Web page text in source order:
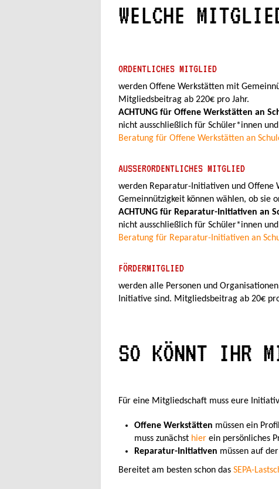
WELCHE
ORDENTLICHES MITGLIED
werden Offene Werkstätten mit
Mitgliedsbeitrag ab 220€ pro Jahr.
ACHTUNG für Offene Werkstätten an
nicht ausschließlich für Schüler*innen
Beratung für Offene Werkstätten an
AUSSERORDENTLICHES MITGLIED
werden Reparatur-Initiativen und Offene
Gemeinnützigkeit können wählen, ob
ACHTUNG für Reparatur-Initiativen an
nicht ausschließlich für Schüler*innen
Beratung für Reparatur-Initiativen an
FÖRDERMITGLIED
werden alle Personen und
Initiative sind. Mitgliedsbeitrag ab 20€
SO KÖNNT IHR
Für eine Mitgliedschaft muss eure
Offene Werkstätten müssen ein
muss zunächst hier ein persönliches
Reparatur-Initiativen müssen auf der
Bereitet am besten schon das SEPA-